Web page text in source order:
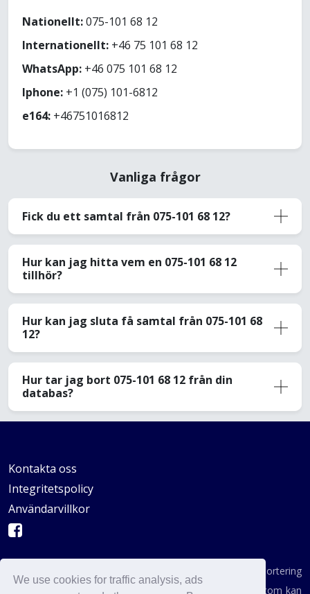
We use cookies for traffic analysis, ads
Nationellt:075-101 68 12
Internationellt: +46 75 101 68 12
WhatsApp: +46 075 101 68 12
Iphone: +1 (075) 101-6812
e164: +46751016812
Vanliga frågor
Fick du ett samtal från 075-101 68 12?
Hur kan jag hitta vem en 075-101 68 12
tillhör?
Hur kan jag sluta få samtal från 075-101 68
12?
Hur tar jag bort 075-101 68 12 från din
databas?
Kontakta oss
Integritetspolicy
Användarvillkor
AVSKYDANDE: Vi är inte en byrå för konsumentrapportering
enligt definitionen i någon statlig institution. AvoidCaller.com kan